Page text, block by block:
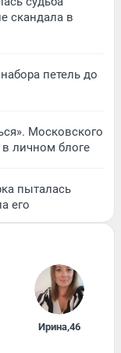
скандала в
петель до
Московского
личном блоге
пыталась
его
Ирина,46